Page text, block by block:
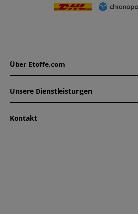
Über Etoffe.com
Unsere Dienstleistungen
Kontakt